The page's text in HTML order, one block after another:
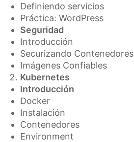
Definiendo servicios
Práctica: WordPress
Seguridad
Introducción
Securizando Contenedores
Imágenes Confiables
Kubernetes
Introducción
Docker
Instalación
Contenedores
Environment